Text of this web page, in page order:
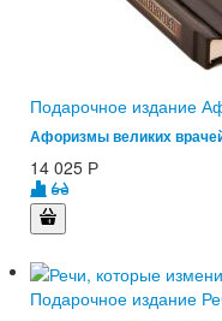
Подарочное издание
Афоризмы великих
14 025 Р
Подарочное издание